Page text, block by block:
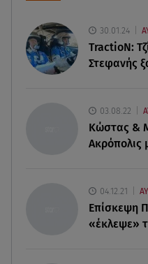
εξοπλισμού στον Άγιο
06.08.26 , 20:49
06.08.26 , 20:25
Πώς επικοινωνούν τα
06.08.26 , 20:16
Αθηνά Οικονομάκου
«Έσκασε όλη η
30.01.24
TractioN:
Στεφανής
03.08.22
Κώστας &
Ακρόπολις
04.12.21
Επίσκεψη
«έκλεψε»